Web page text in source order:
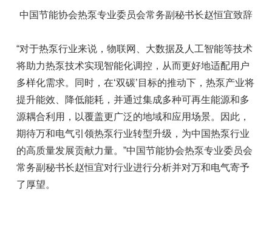
中国节能协会热泵专业委员会常务副秘书长赵恒宜致辞
“对于热泵行业来说，物联网、大数据及人工智能等技术
将助力热泵技术实现智能化调控，从而更好地适配用户
多样化需求。同时，在‘双碳’目标的推动下，热泵产业将
提升能效、降低能耗，并通过集成多种可再生能源和多
源耦合利用，以覆盖更广泛的地域和应用场景。因此，
期待万和电气引领热泵行业转型升级，为中国热泵行业
的高质量发展贡献力量。”中国节能协会热泵专业委员会
常务副秘书长赵恒宜对行业进行分析并对万和电气寄予
了厚望。